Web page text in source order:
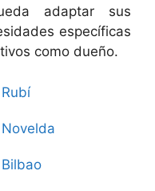
adaptar sus
específicas
como dueño.